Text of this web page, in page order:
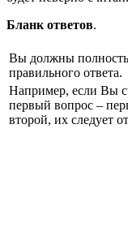
Бланк ответов.
Вы должны
правильного ответа.
Например, если Вы
первый вопрос –
второй, их следует